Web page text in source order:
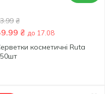
₴
₴ до 17.08
косметичні Ruta